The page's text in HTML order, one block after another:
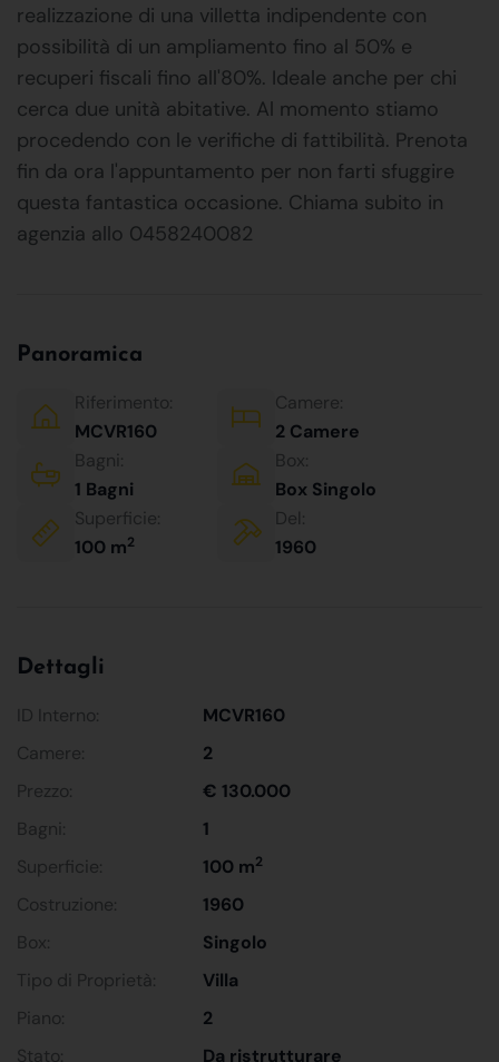
realizzazione di una villetta indipendente con
possibilità di un ampliamento fino al 50% e
recuperi fiscali fino all'80%. Ideale anche per chi
cerca due unità abitative. Al momento stiamo
procedendo con le verifiche di fattibilità. Prenota
fin da ora l'appuntamento per non farti sfuggire
questa fantastica occasione. Chiama subito in
agenzia allo 0458240082
Panoramica
Riferimento:
MCVR160
Camere:
2 Camere
Bagni:
1 Bagni
Box:
Box Singolo
Superficie:
100 m2
Del:
1960
Dettagli
ID Interno:
MCVR160
Camere:
2
Prezzo:
€ 130.000
Bagni:
1
Superficie:
100 m2
Costruzione:
1960
Box:
Singolo
Tipo di Proprietà:
Villa
Piano:
2
Stato:
Da ristrutturare